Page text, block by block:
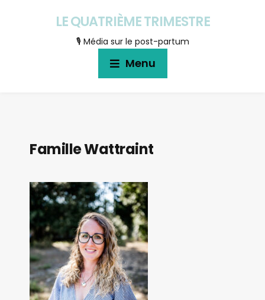
LE QUATRIÈME TRIMESTRE
🎙 Média sur le post-partum
Menu
Famille Wattraint